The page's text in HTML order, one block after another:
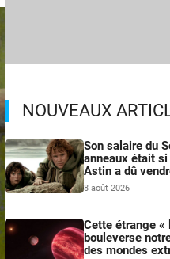
NOUVEAUX
Son salaire du
anneaux était si
Astin a dû
8 août 2026
Cette étrange «
bouleverse
des mondes